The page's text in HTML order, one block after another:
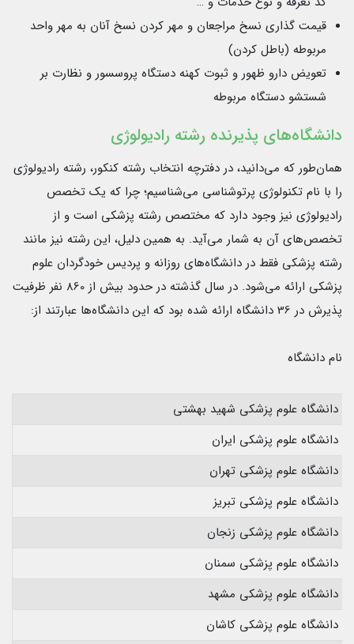
قیمت گذاری نسخ مراجعان و مهر کردن نسخ آنان به مهر واحد
مربوطه (باطل کردن)
تعویض دارو ظهور و ثبوت کهنه دستگاه پروسسور و نظارت بر
شستشو دستگاه مربوطه
دانشگاه‌های پذیرنده رشته رادیولوژی
همان‌طور که می‌دانید، در دفترچه انتخاب رشته کنکور، رشته رادیولوژی
را با نام تکنولوژی پرتوشناسی می‌شناسیم؛ چرا که یک تخصص
رادیولوژی نیز وجود دارد که مختصص رشته پزشکی است و از
تخصص‌های آن به شمار می‌آید. به همین دلیل، این رشته نیز مانند
رشته پزشکی فقط در دانشگاه‌های روزانه و پردیس خودگردان علوم
پزشکی ارائه می‌شود. در سال گذشته در حدود بیش از 860 نفر ظرفیت
پذیرش در 36 دانشگاه ارائه شده بود که این دانشگاه‌ها عبارتند از:
نام دانشگاه
دانشگاه علوم پزشکی شهید بهشتی
دانشگاه علوم پزشکی ایران
دانشگاه علوم پزشکی تهران
دانشگاه علوم پزشکی تبریز
دانشگاه علوم پزشکی زنجان
دانشگاه علوم پزشکی سمنان
دانشگاه علوم پزشکی مشهد
دانشگاه علوم پزشکی کاشان